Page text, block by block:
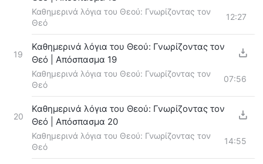
Καθημερινά λόγια του Θεού: Γνωρίζοντας τον
Θεό
12:27
19
Καθημερινά λόγια του Θεού: Γνωρίζοντας τον
Θεό | Απόσπασμα 19
Καθημερινά λόγια του Θεού: Γνωρίζοντας τον
Θεό
07:56
20
Καθημερινά λόγια του Θεού: Γνωρίζοντας τον
Θεό | Απόσπασμα 20
Καθημερινά λόγια του Θεού: Γνωρίζοντας τον
Θεό
14:55